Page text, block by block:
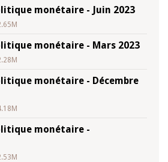
monétaire - Juin 2023
monétaire - Mars 2023
monétaire - Décembre
monétaire -